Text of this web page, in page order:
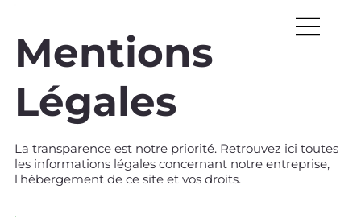
Mentions
Légales
La transparence est notre priorité. Retrouvez ici toutes
les informations légales concernant notre entreprise,
l'hébergement de ce site et vos droits.